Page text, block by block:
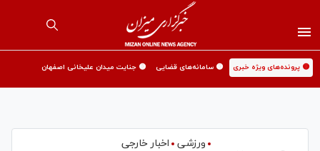
🟡 پرونده‌های ویژه خبری 🟡 سامانه‌های قضایی 🟡 جنایت میدان علیخانی اصفهان
ورزشی
اخبار خارجی